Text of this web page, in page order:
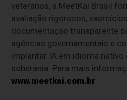
veteranos, a MeetKai Brasil
avaliação rigorosos,
documentação transparente
agências governamentais e
implantar IA em idioma nativo
soberania. Para mais
www.meetkai.com.br